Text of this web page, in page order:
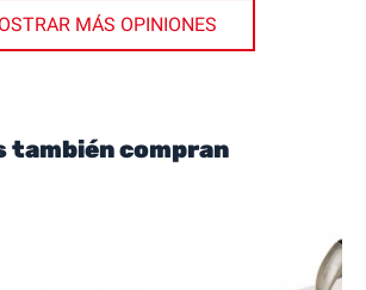
MÁS OPINIONES
también compran